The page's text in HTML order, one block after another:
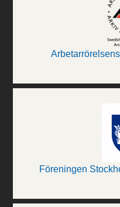
Föreningen